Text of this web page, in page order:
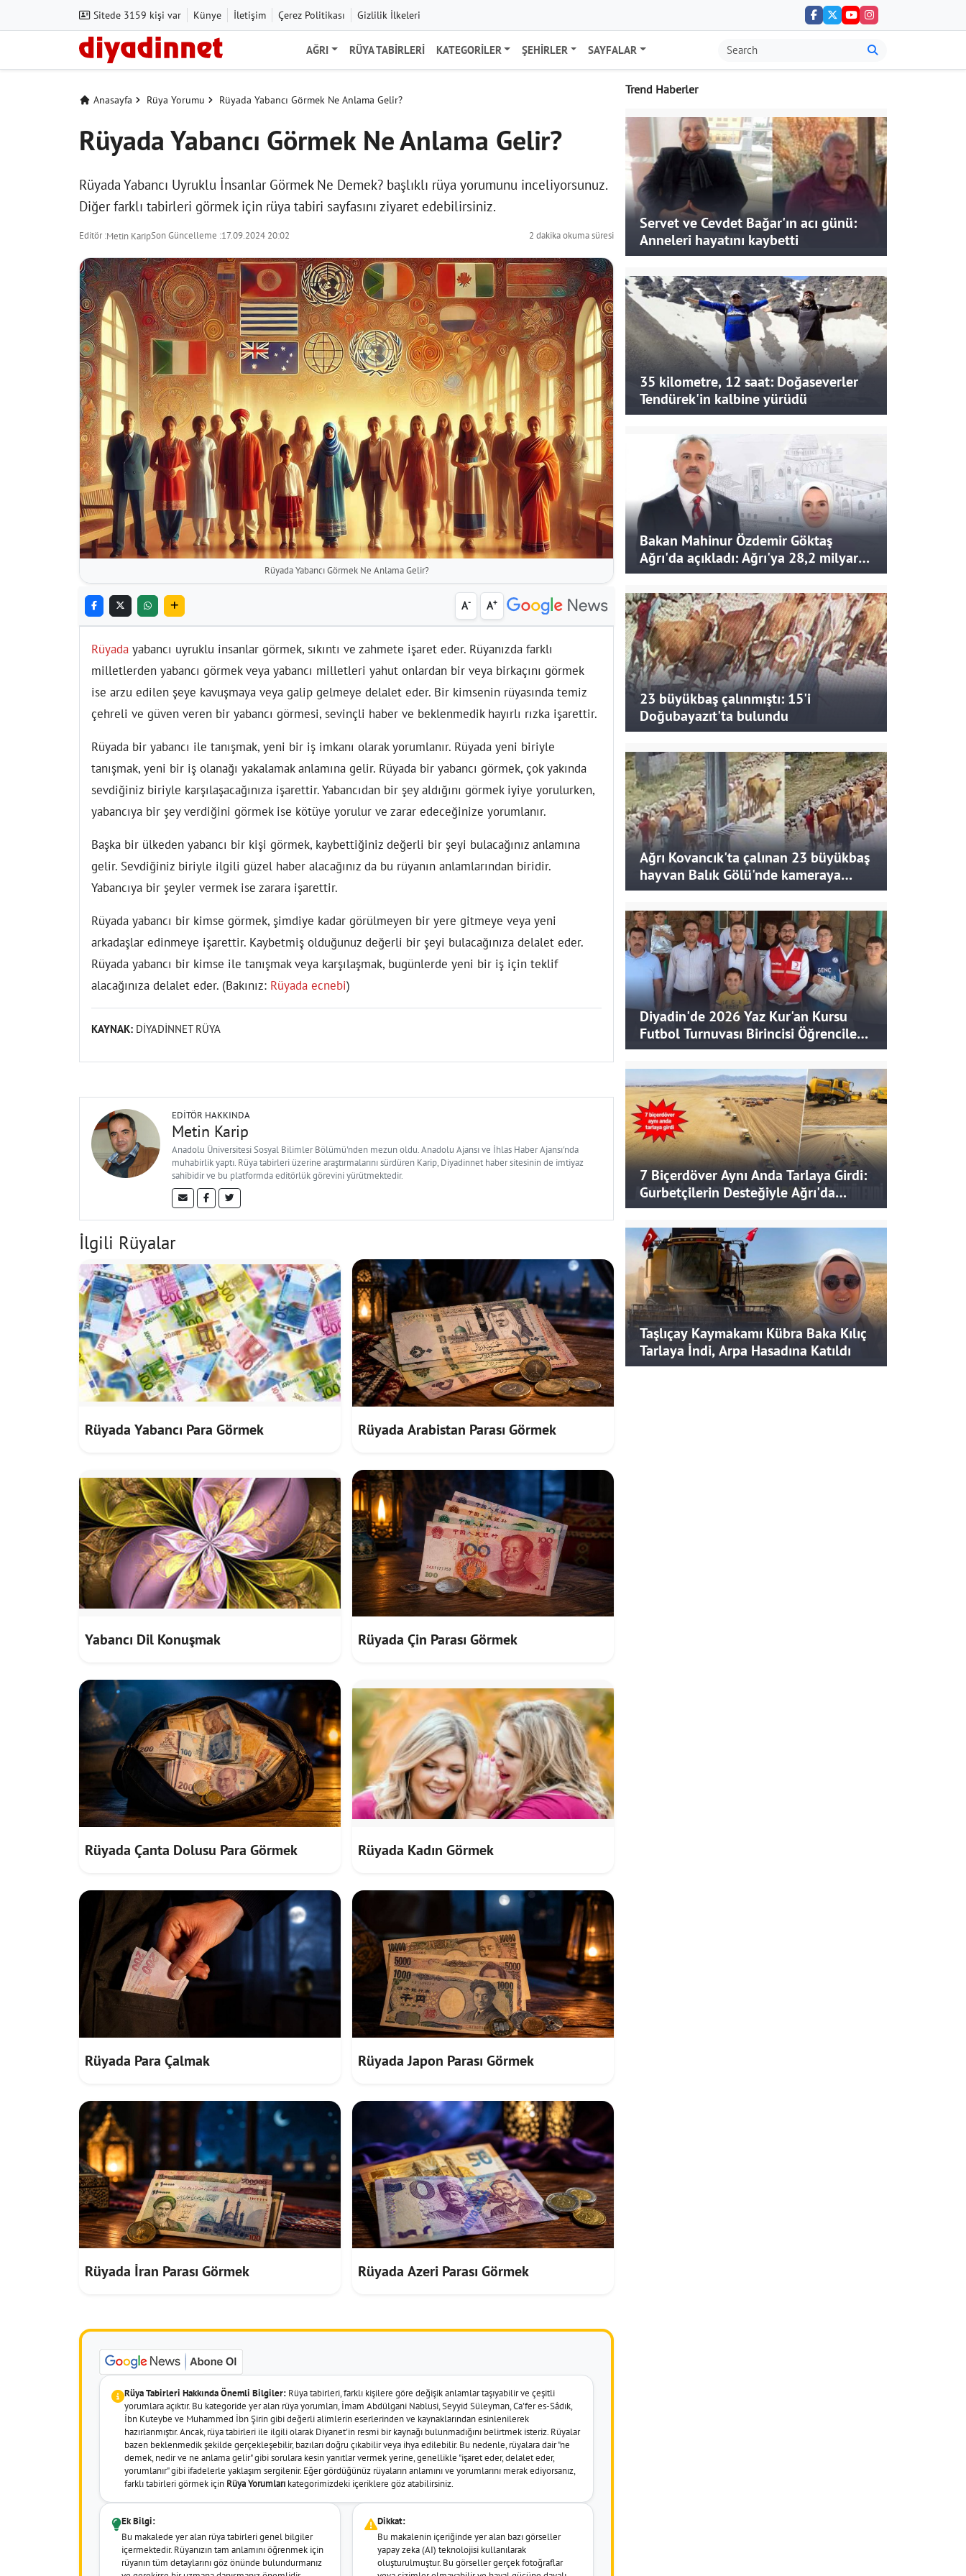
Sitede 3159 kişi var Künye İletişim Çerez Politikası Gizlilik İlkeleri
AĞRI RÜYA TABIRLERI KATEGORILER ŞEHIRLER SAYFALAR
Anasayfa Rüya Yorumu Rüyada Yabancı Görmek Ne Anlama Gelir?
Rüyada Yabancı Görmek Ne Anlama Gelir?
Rüyada Yabancı Uyruklu İnsanlar Görmek Ne Demek? başlıklı rüya yorumunu inceliyorsunuz.
Diğer farklı tabirleri görmek için rüya tabiri sayfasını ziyaret edebilirsiniz.
Editör :Metin KaripSon Güncelleme :17.09.2024 20:02 2 dakika okuma süresi
Rüyada Yabancı Görmek Ne Anlama Gelir?
A- A+
Rüyada yabancı uyruklu insanlar görmek, sıkıntı ve zahmete işaret eder. Rüyanızda farklı
milletlerden yabancı görmek veya yabancı milletleri yahut onlardan bir veya birkaçını görmek
ise arzu edilen şeye kavuşmaya veya galip gelmeye delalet eder. Bir kimsenin rüyasında temiz
çehreli ve güven veren bir yabancı görmesi, sevinçli haber ve beklenmedik hayırlı rızka işarettir.
Rüyada bir yabancı ile tanışmak, yeni bir iş imkanı olarak yorumlanır. Rüyada yeni biriyle
tanışmak, yeni bir iş olanağı yakalamak anlamına gelir. Rüyada bir yabancı görmek, çok yakında
sevdiğiniz biriyle karşılaşacağınıza işarettir. Yabancıdan bir şey aldığını görmek iyiye yorulurken,
yabancıya bir şey verdiğini görmek ise kötüye yorulur ve zarar edeceğinize yorumlanır.
Başka bir ülkeden yabancı bir kişi görmek, kaybettiğiniz değerli bir şeyi bulacağınız anlamına
gelir. Sevdiğiniz biriyle ilgili güzel haber alacağınız da bu rüyanın anlamlarından biridir.
Yabancıya bir şeyler vermek ise zarara işarettir.
Rüyada yabancı bir kimse görmek, şimdiye kadar görülmeyen bir yere gitmeye veya yeni
arkadaşlar edinmeye işarettir. Kaybetmiş olduğunuz değerli bir şeyi bulacağınıza delalet eder.
Rüyada yabancı bir kimse ile tanışmak veya karşılaşmak, bugünlerde yeni bir iş için teklif
alacağınıza delalet eder. (Bakınız: Rüyada ecnebi)
KAYNAK: DİYADİNNET RÜYA
EDITÖR HAKKINDA
Metin Karip
Anadolu Üniversitesi Sosyal Bilimler Bölümü'nden mezun oldu. Anadolu Ajansı ve İhlas Haber Ajansı'nda
muhabirlik yaptı. Rüya tabirleri üzerine araştırmalarını sürdüren Karip, Diyadinnet haber sitesinin de imtiyaz
sahibidir ve bu platformda editörlük görevini yürütmektedir.
İlgili Rüyalar
Rüyada Yabancı Para Görmek Rüyada Arabistan Parası Görmek
Yabancı Dil Konuşmak Rüyada Çin Parası Görmek
Rüyada Çanta Dolusu Para Görmek Rüyada Kadın Görmek
Rüyada Para Çalmak Rüyada Japon Parası Görmek
Rüyada İran Parası Görmek Rüyada Azeri Parası Görmek
Rüya Tabirleri Hakkında Önemli Bilgiler: Rüya tabirleri, farklı kişilere göre değişik anlamlar taşıyabilir ve çeşitli
yorumlara açıktır. Bu kategoride yer alan rüya yorumları, İmam Abdülgani Nablusi, Seyyid Süleyman, Ca'fer es-Sâdık,
İbn Kuteybe ve Muhammed İbn Şirin gibi değerli alimlerin eserlerinden ve kaynaklarından esinlenilerek
hazırlanmıştır. Ancak, rüya tabirleri ile ilgili olarak Diyanet'in resmi bir kaynağı bulunmadığını belirtmek isteriz. Rüyalar
bazen beklenmedik şekilde gerçekleşebilir, bazıları doğru çıkabilir veya ihya edilebilir. Bu nedenle, rüyalara dair "ne
demek, nedir ve ne anlama gelir" gibi sorulara kesin yanıtlar vermek yerine, genellikle "işaret eder, delalet eder,
yorumlanır" gibi ifadelerle yaklaşım sergilenir. Eğer gördüğünüz rüyaların anlamını ve yorumlarını merak ediyorsanız,
farklı tabirleri görmek için Rüya Yorumları kategorimizdeki içeriklere göz atabilirsiniz.
Ek Bilgi:
Bu makalede yer alan rüya tabirleri genel bilgiler
içermektedir. Rüyanızın tam anlamını öğrenmek için
rüyanın tüm detaylarını göz önünde bulundurmanız
Dikkat:
Bu makalenin içeriğinde yer alan bazı görseller
yapay zeka (AI) teknolojisi kullanılarak
oluşturulmuştur. Bu görseller gerçek fotoğraflar
Trend Haberler
Servet ve Cevdet Bağar'ın acı günü:
Anneleri hayatını kaybetti
35 kilometre, 12 saat: Doğaseverler
Tendürek'in kalbine yürüdü
Bakan Mahinur Özdemir Göktaş
Ağrı'da açıkladı: Ağrı'ya 28,2 milyar
liralık yatırım ve destek sağlandı
23 büyükbaş çalınmıştı: 15'i
Doğubayazıt'ta bulundu
Ağrı Kovancık'ta çalınan 23 büyükbaş
hayvan Balık Gölü'nde kameraya
takıldı
Diyadin'de 2026 Yaz Kur'an Kursu
Futbol Turnuvası Birincisi Öğrencilere
Hediye
7 Biçerdöver Aynı Anda Tarlaya Girdi:
Gurbetçilerin Desteğiyle Ağrı'da
Bereketli Hasat
Taşlıçay Kaymakamı Kübra Baka Kılıç
Tarlaya İndi, Arpa Hasadına Katıldı